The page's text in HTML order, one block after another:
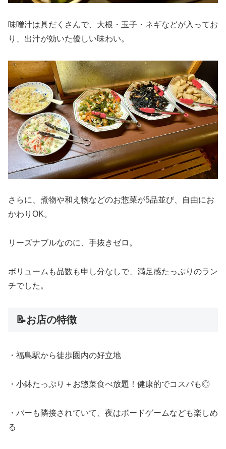
味噌汁は具だくさんで、大根・玉子・ネギなどが入ってお
り、出汁が効いた優しい味わい。
さらに、煮物や和え物などのお惣菜が5品並び、自由にお
かわりOK。
リーズナブルなのに、手抜きゼロ。
ボリュームも品数も申し分なしで、満足感たっぷりのラン
チでした。
📝お店の特徴
・福島駅から徒歩圏内の好立地
・小鉢たっぷり＋お惣菜食べ放題！健康的でコスパも◎
・バーも隣接されていて、夜はボードゲームなども楽しめ
る